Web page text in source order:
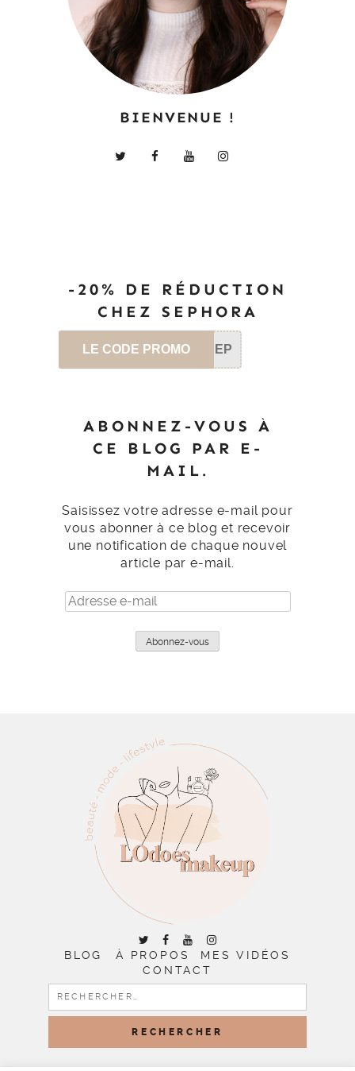
BIENVENUE !
-20% DE RÉDUCTION
CHEZ SEPHORA
LE CODE PROMO SEP
ABONNEZ-VOUS À
CE BLOG PAR E-
MAIL.
Saisissez votre adresse e-mail pour
vous abonner à ce blog et recevoir
une notification de chaque nouvel
article par e-mail.
Adresse
e-
Abonnez-vous
BLOG À PROPOS
MES VIDÉOS
CONTACT
RECHERCHER :